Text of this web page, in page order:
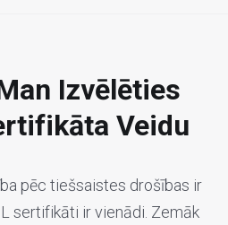
Izvēlēties
Veidu
pēc tiešsaistes drošības ir
sertifikāti ir vienādi. Zemāk